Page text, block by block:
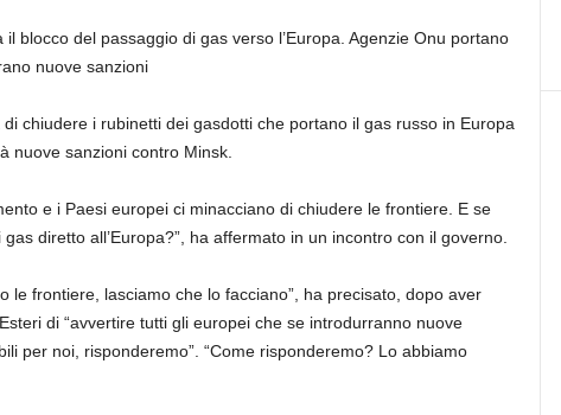
blocco del passaggio di gas verso l’Europa. Agenzie Onu portano
nuove sanzioni
chiudere i rubinetti dei gasdotti che portano il gas russo in Europa
nuove sanzioni contro Minsk.
e i Paesi europei ci minacciano di chiudere le frontiere. E se
diretto all’Europa?”, ha affermato in un incontro con il governo.
le frontiere, lasciamo che lo facciano”, ha precisato, dopo aver
di “avvertire tutti gli europei che se introdurranno nuove
per noi, risponderemo”. “Come risponderemo? Lo abbiamo